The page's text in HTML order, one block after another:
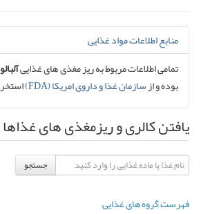
منابع اطلاعات مواد غذایی
تمامی اطلاعات مربوط به ریز مغذی های غذایی
بوده و ازسازمان غذا و داروی امریکا (FDA)
یافتن کالری و ریزمغذی های غذاها
جستجو
فهرست گروه های غذایی